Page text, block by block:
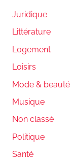
Juridique
Littérature
Logement
Loisirs
Mode & beauté
Musique
Non classé
Politique
Santé